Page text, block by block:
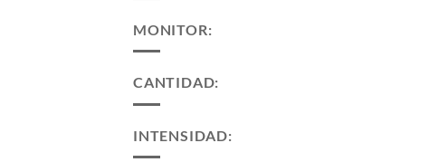
MONITOR:
CANTIDAD:
INTENSIDAD: